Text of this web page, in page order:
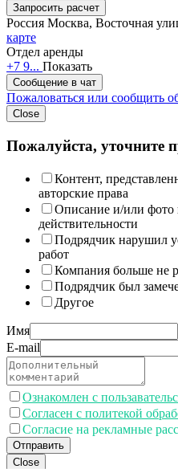
Запросить расчет
Россия Москва, Восточная
карте
Отдел аренды
+7 9... Показать
Сообщение в чат
Пожаловаться или сообщить
Close
Пожалуйста, уточните
Контент,
авторские права
Описание и/или фото
действительности
Подрядчик нарушил
работ
Компания больше не
Подрядчик был
Другое
Имя
E-mail
Ознакомлен с
Согласен с политекой
Согласие на рекламные
Отправить
Close